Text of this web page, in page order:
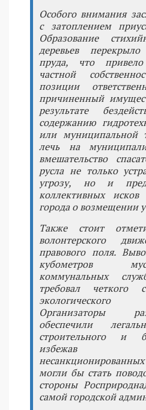
Особого внимания
с затоплением
Образование
деревьев
пруда, что
частной
позиции
причиненный
результате
содержанию
или муниципальной
лечь на
вмешательство
русла не только
угрозу, но и
коллективных
города о возмещении
Также стоит
волонтерского
правового поля.
кубометров
коммунальных
требовал четкого
экологического
Организаторы
обеспечили
строительного и
избежав
могли бы стать
стороны
самой городской